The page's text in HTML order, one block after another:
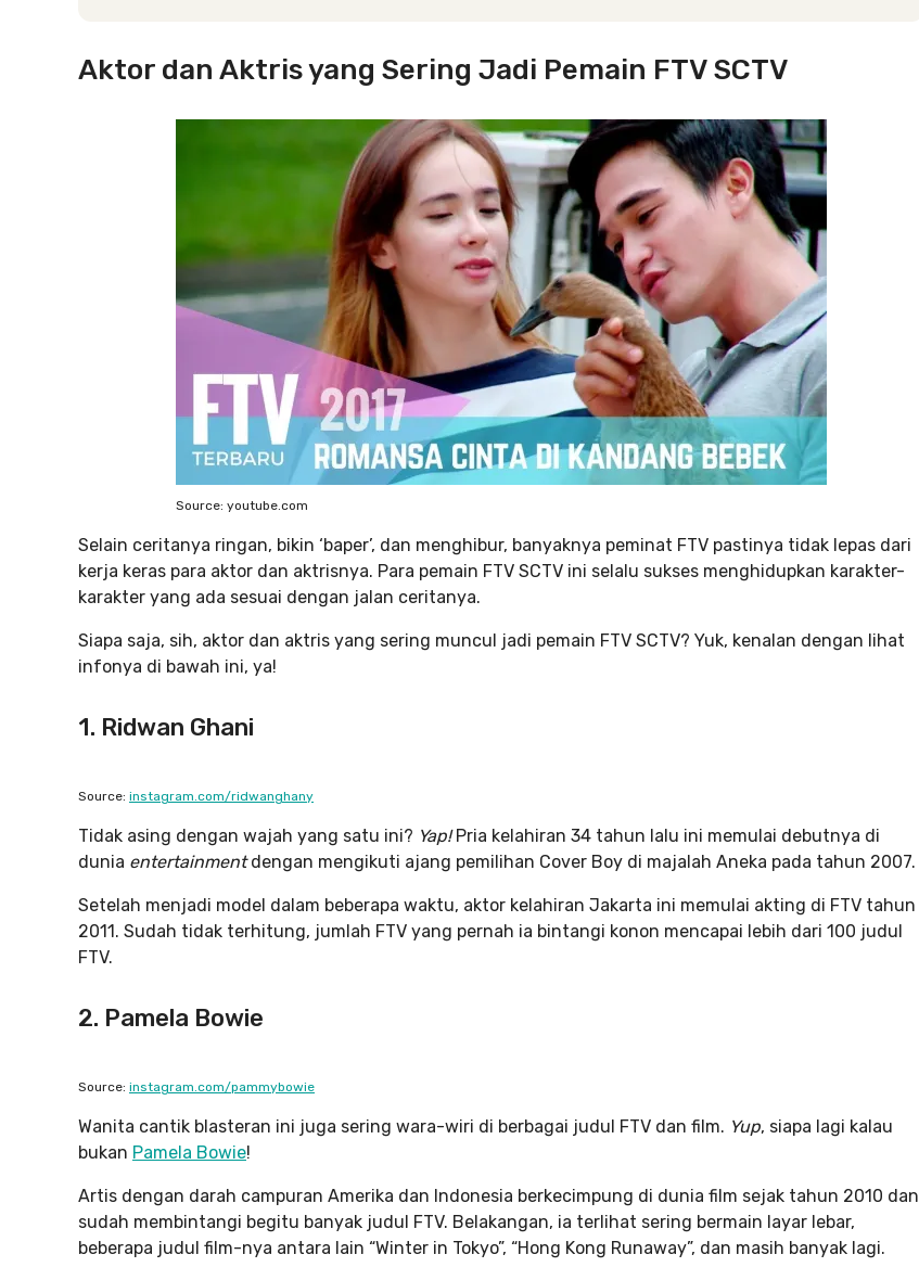
Aktor dan Aktris yang Sering Jadi Pemain FTV SCTV
Source: youtube.com
Selain ceritanya ringan, bikin ‘baper’, dan menghibur, banyaknya peminat FTV pastinya tidak lepas dari
kerja keras para aktor dan aktrisnya. Para pemain FTV SCTV ini selalu sukses menghidupkan karakter-
karakter yang ada sesuai dengan jalan ceritanya.
Siapa saja, sih, aktor dan aktris yang sering muncul jadi pemain FTV SCTV? Yuk, kenalan dengan lihat
infonya di bawah ini, ya!
1. Ridwan Ghani
Source: instagram.com/ridwanghany
Tidak asing dengan wajah yang satu ini? Yap!Pria kelahiran 34 tahun lalu ini memulai debutnya di
dunia entertainmentdengan mengikuti ajang pemilihan Cover Boy di majalah Aneka pada tahun 2007.
Setelah menjadi model dalam beberapa waktu, aktor kelahiran Jakarta ini memulai akting di FTV tahun
2011. Sudah tidak terhitung, jumlah FTV yang pernah ia bintangi konon mencapai lebih dari 100 judul
FTV.
2. Pamela Bowie
Source: instagram.com/pammybowie
Wanita cantik blasteran ini juga sering wara-wiri di berbagai judul FTV dan film. Yup, siapa lagi kalau
bukan Pamela Bowie!
Artis dengan darah campuran Amerika dan Indonesia berkecimpung di dunia film sejak tahun 2010 dan
sudah membintangi begitu banyak judul FTV. Belakangan, ia terlihat sering bermain layar lebar,
beberapa judul film-nya antara lain “Winter in Tokyo”, “Hong Kong Runaway”, dan masih banyak lagi.